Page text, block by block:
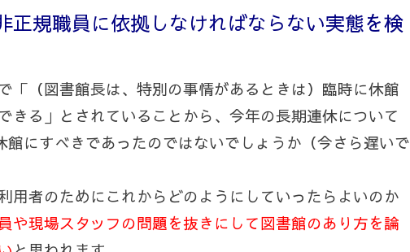
正規職員に依拠しなければならない実態を検
「（図書館長は、特別の事情があるときは）臨時に休館
きる」とされていることから、今年の長期連休について
にすべきであったのではないでしょうか（今さら遅いで
用者のためにこれからどのようにしていったらよいのか
や現場スタッフの問題を抜きにして図書館のあり方を論